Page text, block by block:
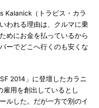
Kalanick（トラビス・カラ
われる理由は、クルマに乗
めにお金を払っているから
ーでどこへ行くのも安くな
2014」に登壇したカラニ
雇用を創出しているとし
ルした。だが一方で別のイ